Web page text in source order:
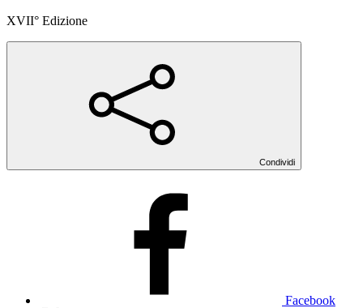
XVII° Edizione
Condividi
Facebook